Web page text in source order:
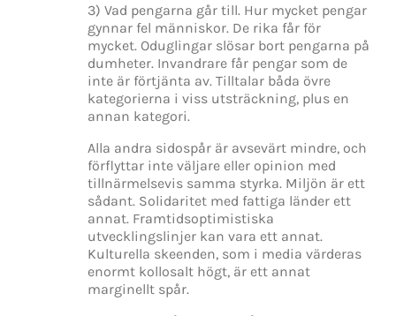
3) Vad pengarna går till. Hur mycket pengar
gynnar fel människor. De rika får för
mycket. Oduglingar slösar bort pengarna på
dumheter. Invandrare får pengar som de
inte är förtjänta av. Tilltalar båda övre
kategorierna i viss utsträckning, plus en
annan kategori.
Alla andra sidospår är avsevärt mindre, och
förflyttar inte väljare eller opinion med
tillnärmelsevis samma styrka. Miljön är ett
sådant. Solidaritet med fattiga länder ett
annat. Framtidsoptimistiska
utvecklingslinjer kan vara ett annat.
Kulturella skeenden, som i media värderas
enormt kollosalt högt, är ett annat
marginellt spår.